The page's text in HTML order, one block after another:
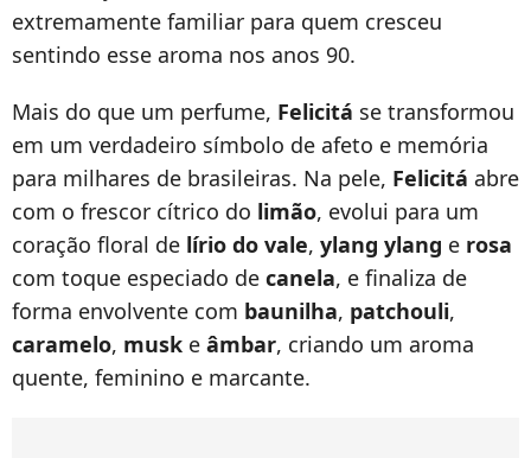
extremamente familiar para quem cresceu
sentindo esse aroma nos anos 90.
Mais do que um perfume, Felicitá se transformou
em um verdadeiro símbolo de afeto e memória
para milhares de brasileiras. Na pele, Felicitá abre
com o frescor cítrico do limão, evolui para um
coração floral de lírio do vale, ylang ylang e rosa
com toque especiado de canela, e finaliza de
forma envolvente com baunilha, patchouli,
caramelo, musk e âmbar, criando um aroma
quente, feminino e marcante.